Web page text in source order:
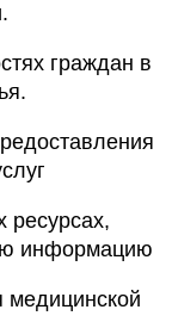
граждан в
информацию
медицинской